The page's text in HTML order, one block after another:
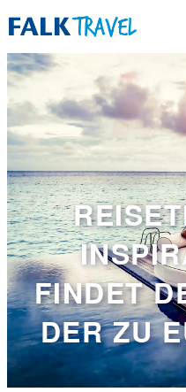
FINDET
DER ZU